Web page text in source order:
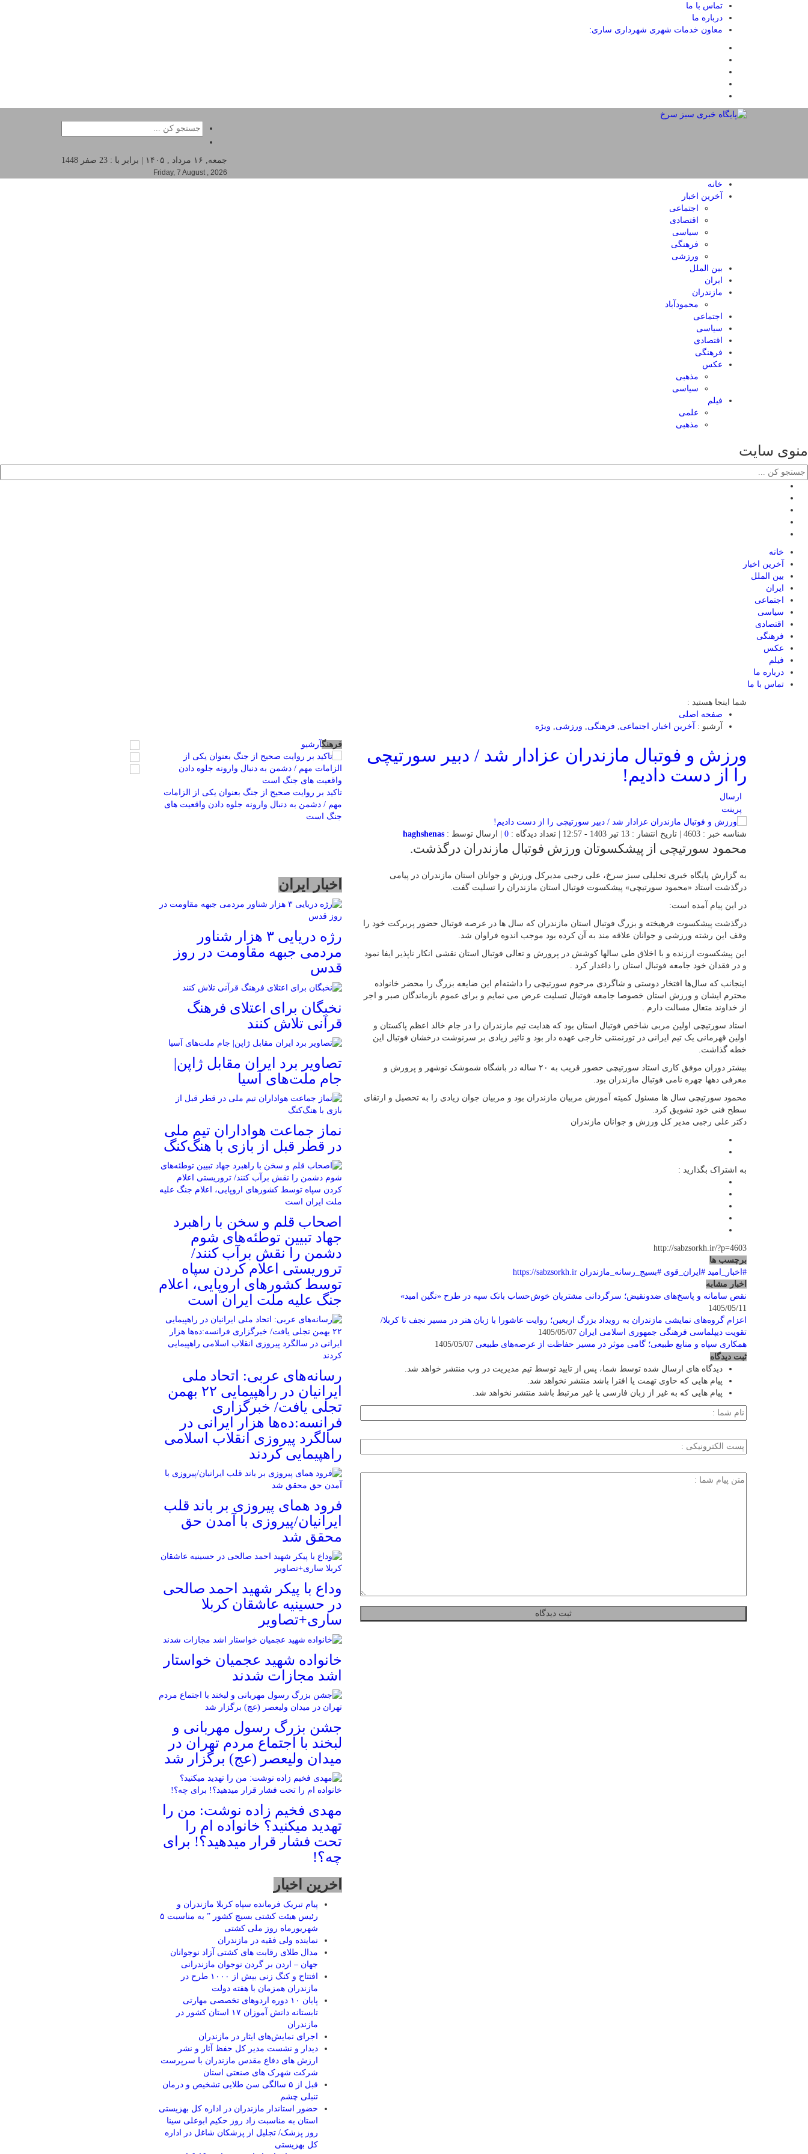
تماس با ما
درباره ما
معاون خدمات شهری شهرداری ساری:
جمعه, ۱۶ مرداد , ۱۴۰۵ | برابر با : 23 صفر 1448
Friday, 7 August , 2026
خانه
آخرین اخبار
اجتماعی
اقتصادی
سیاسی
فرهنگی
ورزشی
بین الملل
ایران
مازندران
محمودآباد
اجتماعی
سیاسی
اقتصادی
فرهنگی
عکس
مذهبی
سیاسی
فیلم
علمی
مذهبی
منوی سایت
خانه
آخرین اخبار
بین الملل
ایران
اجتماعی
سیاسی
اقتصادی
فرهنگی
عکس
فیلم
درباره ما
تماس با ما
شما اینجا هستید :
صفحه اصلی
آرشیو :
آخرین اخبار اجتماعی فرهنگی ورزشی ویژه
ورزش و فوتبال مازندران عزادار شد / دبیر سورتیچی
را از دست دادیم!
ارسال
پرینت
شناسه خبر : 4603 | تاریخ انتشار : 13 تیر 1403 - 12:57 | تعداد دیدگاه : 0 | ارسال توسط : haghshenas
محمود سورتیچی از پیشکسوتان ورزش فوتبال مازندران درگذشت.
به گزارش پایگاه خبری تحلیلی سبز سرخ، علی رجبی مدیرکل ورزش و جوانان استان مازندران در پیامی
درگذشت استاد «محمود سورتیچی» پیشکسوت فوتبال استان مازندران را تسلیت گفت.
در این پیام آمده است:
درگذشت پیشکسوت فرهیخته و بزرگ فوتبال استان مازندران که سال ها در عرصه فوتبال حضور پربرکت خود را
وقف این رشته ورزشی و جوانان علاقه مند به آن کرده بود موجب اندوه فراوان شد.
این پیشکسوت ارزنده و با اخلاق طی سالها کوشش در پرورش و تعالی فوتبال استان نقشی انکار ناپذیر ایفا نمود
و در فقدان خود جامعه فوتبال استان را داغدار کرد .
اینجانب که سال‌ها افتخار دوستی و شاگردی مرحوم سورتیچی را داشته‌ام این ضایعه بزرگ را محضر خانواده
محترم ایشان و ورزش استان خصوصا جامعه فوتبال تسلیت عرض می نمایم و برای عموم بازماندگان صبر و اجر
از خداوند متعال مسالت دارم .
استاد سورتیچی اولین مربی شاخص فوتبال استان بود که هدایت تیم مازندران را در جام خالد اعظم پاکستان و
اولین قهرمانی یک تیم ایرانی در تورنمنتی خارجی عهده دار بود و تاثیر زیادی بر سرنوشت درخشان فوتبال این
خطه گذاشت.
بیشتر دوران موفق کاری استاد سورتیچی حضور قریب به ۲۰ ساله در باشگاه شموشک نوشهر و پرورش و
معرفی دهها چهره نامی فوتبال مازندران بود.
محمود سورتیچی سال ها مسئول کمیته آموزش مربیان مازندران بود و مربیان جوان زیادی را به تحصیل و ارتقای
سطح فنی خود تشویق کرد.
دکتر علی رجبی مدیر کل ورزش و جوانان مازندران
به اشتراک بگذارید :
http://sabzsorkh.ir/?p=4603
برچسب ها
#اخبار_امید #ایران_قوی #بسیج_رسانه_مازندران https://sabzsorkh.ir
اخبار مشابه
نقص سامانه و پاسخ‌های ضدونقیض؛ سرگردانی مشتریان خوش‌حساب بانک سپه در طرح «نگین امید»
1405/05/11
اعزام گروه‌های نمایشی مازندران به رویداد بزرگ اربعین؛ روایت عاشورا با زبان هنر در مسیر نجف تا کربلا/
تقویت دیپلماسی فرهنگی جمهوری اسلامی ایران
همکاری سپاه و منابع طبیعی؛ گامی موثر در مسیر حفاظت از عرصه‌های طبیعی
ثبت دیدگاه
دیدگاه های ارسال شده توسط شما، پس از تایید توسط تیم مدیریت در وب منتشر خواهد شد.
پیام هایی که حاوی تهمت یا افترا باشد منتشر نخواهد شد.
پیام هایی که به غیر از زبان فارسی یا غیر مرتبط باشد منتشر نخواهد شد.
فرهنگآرشیو
تاکید بر روایت صحیح از جنگ بعنوان یکی از الزامات
مهم / دشمن به دنبال وارونه جلوه دادن واقعیت های
جنگ است
اخبار ایران
رژه دریایی ۳ هزار شناور
مردمی جبهه مقاومت در روز
قدس
نخبگان برای اعتلای فرهنگ
قرآنی تلاش کنند
تصاویر برد ایران مقابل ژاپن|
جام ملت‌های آسیا
نماز جماعت هواداران تیم ملی
در قطر قبل از بازی با هنگ‌کنگ
اصحاب قلم و سخن با راهبرد
جهاد تبیین توطئه‌های شوم
دشمن را نقش برآب کنند/
تروریستی اعلام کردن سپاه
توسط کشورهای اروپایی، اعلام
جنگ علیه ملت ایران است
رسانه‌های عربی: اتحاد ملی
ایرانیان در راهپیمایی ۲۲ بهمن
تجلی یافت/ خبرگزاری
فرانسه:ده‌ها هزار ایرانی در
سالگرد پیروزی انقلاب اسلامی
راهپیمایی کردند
فرود همای پیروزی بر باند قلب
ایرانیان/پیروزی با آمدن حق
محقق شد
وداع با پیکر شهید احمد صالحی‌
در حسینیه عاشقان کربلا
ساری+تصاویر
خانواده شهید عجمیان خواستار
اشد مجازات شدند
جشن بزرگ رسول مهربانی و
لبخند با اجتماع مردم تهران در
میدان ولیعصر (عج) برگزار شد
مهدی فخیم زاده نوشت: من را
تهدید میکنید؟ خانواده ام را‌
تحت فشار قرار میدهید؟! برای
چه؟!
اخرین اخبار
پیام تبریک فرمانده سپاه کربلا مازندران و
رئیس هیئت کشتی بسیج کشور ” به مناسبت ۵
شهریورماه روز ملی کشتی
نماينده ولی فقیه در مازندران
مدال طلای رقابت های کشتی آزاد نوجوانان
جهان – اردن بر گردن نوجوان مازندرانی
افتتاح و کنگ زنی بیش از ۱۰۰۰ طرح در
مازندران همزمان با هفته دولت
پایان ۱۰ دوره اردوهای تخصصی مهارتی
تابستانه دانش آموزان ۱۷ استان کشور در
مازندران
اجرای نمایش‌های ایثار در مازندران
دیدار و نشست مدیر کل حفظ آثار و نشر
ارزش های دفاع مقدس مازندران با سرپرست
شرکت شهرک های صنعتی استان
قبل از ۵ سالگی سن طلایی تشخیص و درمان
تنبلی چشم
حضور استاندار مازندران در اداره کل بهزیستی
استان به مناسبت زاد روز حکیم ابوعلی سینا
روز پزشک/ تجلیل از پزشکان شاغل در اداره
کل بهزیستی